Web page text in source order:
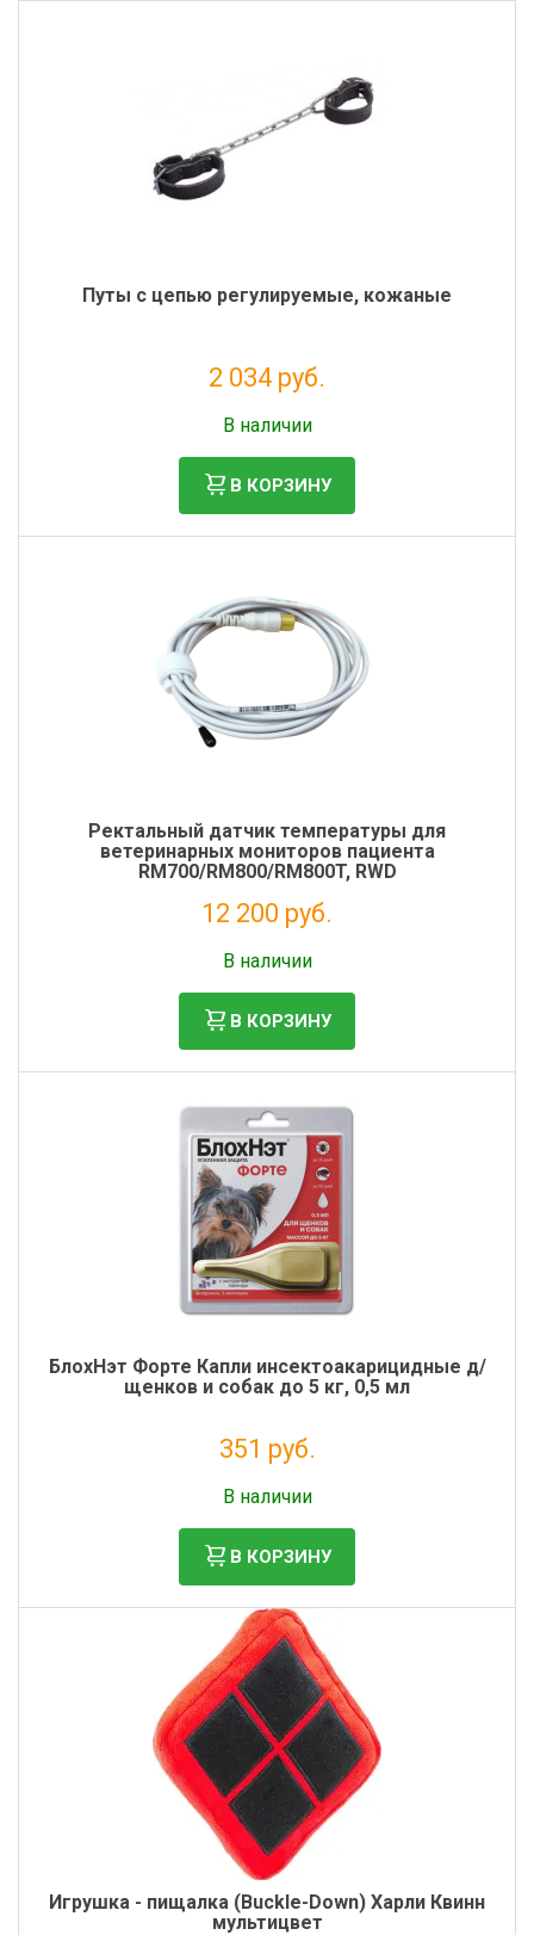
Путы с цепью регулируемые, кожаные
2 034 руб.
В наличии
В КОРЗИНУ
Ректальный датчик температуры для
ветеринарных мониторов пациента
RM700/RM800/RM800T, RWD
12 200 руб.
В наличии
В КОРЗИНУ
БлохНэт Форте Капли инсектоакарицидные д/
щенков и собaк до 5 кг, 0,5 мл
351 руб.
В наличии
В КОРЗИНУ
Игрушка - пищалка (Buckle-Down) Харли Квинн
мультицвет